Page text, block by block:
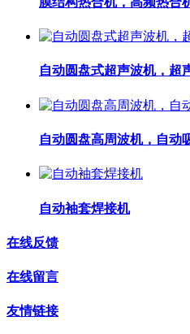
自动圆盘式超声波机，超
自动圆盘高周波机，自动
自动袖套焊接机
在线反馈
在线留言
友情链接